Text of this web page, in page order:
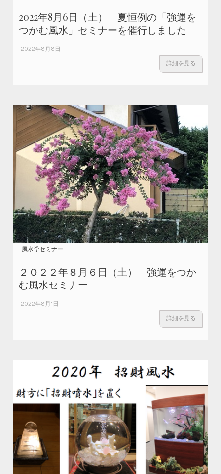
2022年8月6日（土） 夏恒例の「強運を
つかむ風水」セミナーを催行しました
2022年8月8日
詳細を見る
風水学セミナー
２０２２年８月６日（土） 強運をつか
む風水セミナー
2022年8月1日
詳細を見る